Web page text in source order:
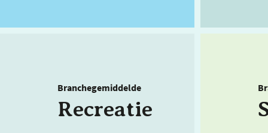
Branchegemiddelde
Recreatie